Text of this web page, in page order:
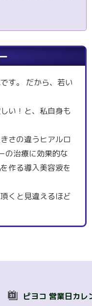
す。 だから、若い
い！と、私自身も
さの違うヒアルロ
の治療に効果的な
作る導入美容液を
くと見違えるほど
ピヨコ 営業日カレ